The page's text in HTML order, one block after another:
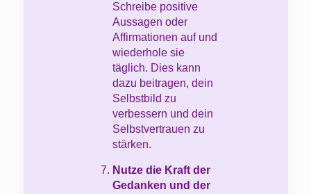
Schreibe positive
Aussagen oder
Affirmationen auf und
wiederhole sie
täglich. Dies kann
dazu beitragen, dein
Selbstbild zu
verbessern und dein
Selbstvertrauen zu
stärken.
Nutze die Kraft der
Gedanken und der